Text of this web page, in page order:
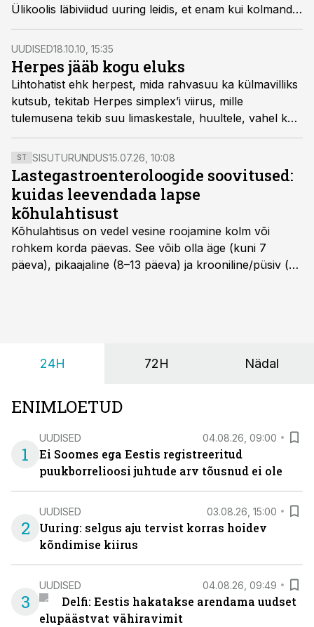
Ülikoolis läbiviidud uuring leidis, et enam kui kolmandik
suguhaiguste kliinikusse saabunud patsiente ei osanud
arvata, et nad võivad olla nakatunud, vahendas ERR
Teadusuudised.
UUDISED18.10.10, 15:35
Herpes jääb kogu eluks
Lihtohatist ehk herpest, mida rahvasuu ka külmavilliks
kutsub, tekitab Herpes simplex’i viirus, mille
tulemusena tekib suu limaskestale, huultele, vahel ka
põskedele valulik villiline nahapõletik. Villid on esialgu
läbipaistvad, siis tuhmuvad ja kuivavad mõne päeva
järel koorikuteks, mis armi jätmata irduvad.
ST SISUTURUNDUS15.07.26, 10:08
Lastegastroenteroloogide soovitused:
kuidas leevendada lapse
kõhulahtisust
Kõhulahtisus on vedel vesine roojamine kolm või
rohkem korda päevas. See võib olla äge (kuni 7
päeva), pikaajaline (8–13 päeva) ja krooniline/püsiv (>
24H 72H Nädal
ENIMLOETUD
1
UUDISED 04.08.26, 09:00
Ei Soomes ega Eestis registreeritud
puukborrelioosi juhtude arv tõusnud ei ole
2
UUDISED 03.08.26, 15:00
Uuring: selgus aju tervist korras hoidev
kõndimise kiirus
3
UUDISED 04.08.26, 09:49
Delfi: Eestis hakatakse arendama uudset
elupäästvat vähiravimit